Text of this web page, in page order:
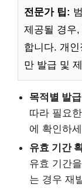
전문가 팁:
제공될 경우
합니다. 개
만 발급 및
목적별 발
따라 필요
에 확인하
유효 기간
유효 기간
는 경우 재